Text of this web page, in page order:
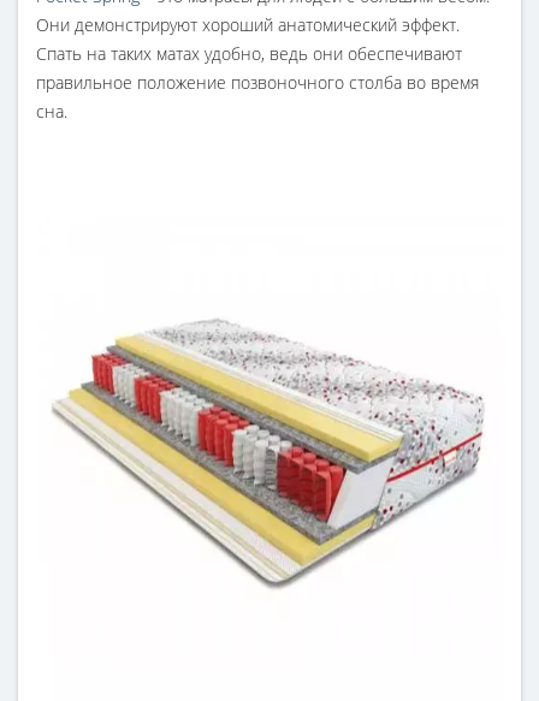
Они демонстрируют хороший анатомический эффект.
Спать на таких матах удобно, ведь они обеспечивают
правильное положение позвоночного столба во время
сна.